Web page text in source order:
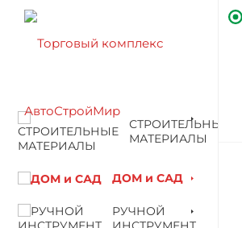
СТРОИТЕЛЬНЫЕ
МАТЕРИАЛЫ
ДОМ и САД
РУЧНОЙ